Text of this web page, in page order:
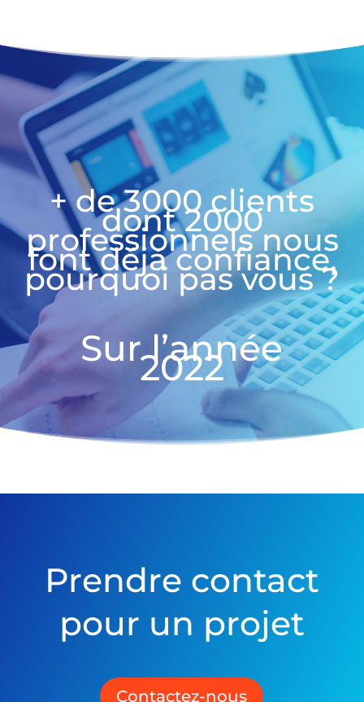
+ de 3000 clients
dont 2000
professionnels nous
font déjà confiance,
pourquoi pas vous ?
Sur l’année
2022
Prendre contact
pour un projet
Contactez-nous